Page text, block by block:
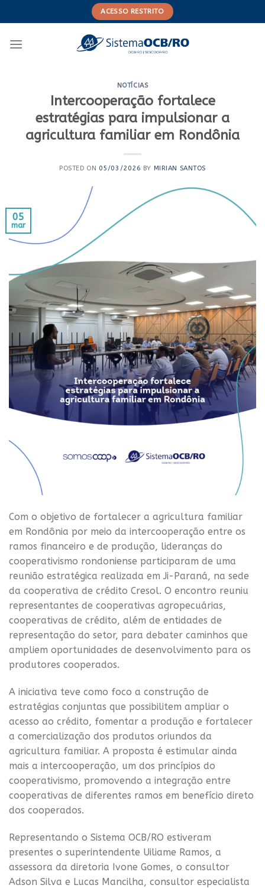
to
ACESSO RESTRITO
NOTÍCIAS
Intercooperação fortalece
estratégias para impulsionar a
agricultura familiar em Rondônia
POSTED ON 05/03/2026 BY MIRIAN SANTOS
05
mar
Com o objetivo de fortalecer a agricultura familiar
em Rondônia por meio da intercooperação entre os
ramos financeiro e de produção, lideranças do
cooperativismo rondoniense participaram de uma
reunião estratégica realizada em Ji-Paraná, na sede
da cooperativa de crédito Cresol. O encontro reuniu
representantes de cooperativas agropecuárias,
cooperativas de crédito, além de entidades de
representação do setor, para debater caminhos que
ampliem oportunidades de desenvolvimento para os
produtores cooperados.
A iniciativa teve como foco a construção de
estratégias conjuntas que possibilitem ampliar o
acesso ao crédito, fomentar a produção e fortalecer
a comercialização dos produtos oriundos da
agricultura familiar. A proposta é estimular ainda
mais a intercooperação, um dos princípios do
cooperativismo, promovendo a integração entre
cooperativas de diferentes ramos em benefício direto
dos cooperados.
Representando o Sistema OCB/RO estiveram
presentes o superintendente Uiliame Ramos, a
assessora da diretoria Ivone Gomes, o consultor
Adson Silva e Lucas Mancilha, consultor especialista